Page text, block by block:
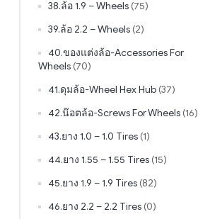
38.ล้อ 1.9 – Wheels (75)
39.ล้อ 2.2 – Wheels (2)
40.ของแต่งล้อ-Accessories For
Wheels (70)
41.ดุมล้อ-Wheel Hex Hub (37)
42.น๊อตล้อ-Screws For Wheels (16)
43.ยาง 1.0 – 1.0 Tires (1)
44.ยาง 1.55 – 1.55 Tires (15)
45.ยาง 1.9 – 1.9 Tires (82)
46.ยาง 2.2 – 2.2 Tires (0)